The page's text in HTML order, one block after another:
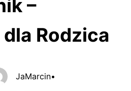
–
Rodzica
JaMarcin•